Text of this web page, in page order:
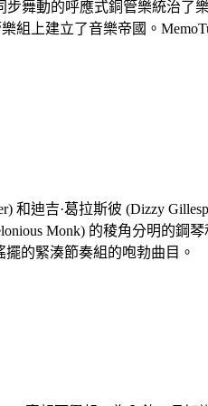
動的呼應式銅管樂統治了樂
組上建立了音樂帝國。
迪吉·葛拉斯彼 (Dizzy
Monk) 的稜角分明的鋼琴
的緊湊節奏組的咆勃曲目。